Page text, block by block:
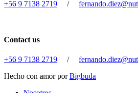
+56 9 7138 2719 /
Contact us
+56 9 7138 2719 /
Hecho con amor porBigbuda